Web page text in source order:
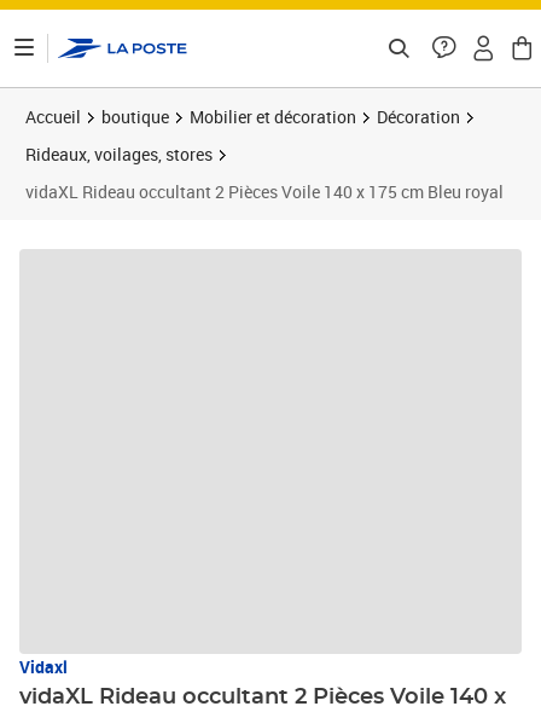
Accueil boutique Mobilier et décoration
Décoration
Rideaux, voilages, stores
vidaXL Rideau occultant 2 Pièces Voile 140 x 175 cm Bleu royal
Vidaxl
vidaXL Rideau occultant 2 Pièces Voile 140 x